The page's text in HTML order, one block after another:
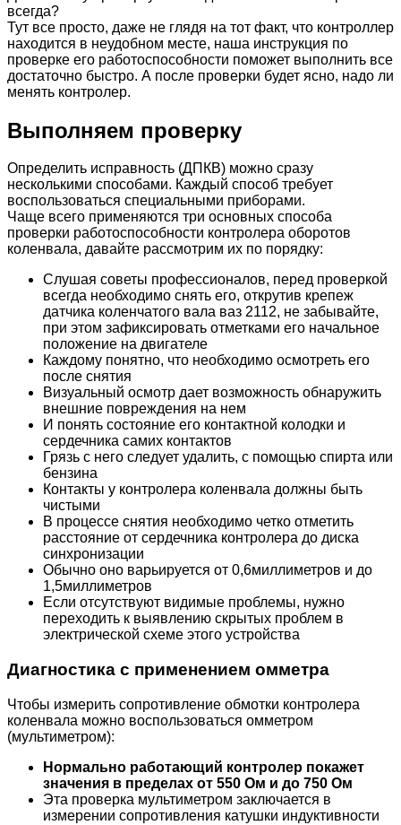
всегда?
Тут все просто, даже не глядя на тот факт, что контроллер
находится в неудобном месте, наша инструкция по
проверке его работоспособности поможет выполнить все
достаточно быстро. А после проверки будет ясно, надо ли
менять контролер.
Выполняем проверку
Определить исправность (ДПКВ) можно сразу
несколькими способами. Каждый способ требует
воспользоваться специальными приборами.
Чаще всего применяются три основных способа
проверки работоспособности контролера оборотов
коленвала, давайте рассмотрим их по порядку:
Слушая советы профессионалов, перед проверкой
всегда необходимо снять его, открутив крепеж
датчика коленчатого вала ваз 2112, не забывайте,
при этом зафиксировать отметками его начальное
положение на двигателе
Каждому понятно, что необходимо осмотреть его
после снятия
Визуальный осмотр дает возможность обнаружить
внешние повреждения на нем
И понять состояние его контактной колодки и
сердечника самих контактов
Грязь с него следует удалить, с помощью спирта или
бензина
Контакты у контролера коленвала должны быть
чистыми
В процессе снятия необходимо четко отметить
расстояние от сердечника контролера до диска
синхронизации
Обычно оно варьируется от 0,6миллиметров и до
1,5миллиметров
Если отсутствуют видимые проблемы, нужно
переходить к выявлению скрытых проблем в
электрической схеме этого устройства
Диагностика с применением омметра
Чтобы измерить сопротивление обмотки контролера
коленвала можно воспользоваться омметром
(мультиметром):
Нормально работающий контролер покажет
значения в пределах от 550 Ом и до 750 Ом
Эта проверка мультиметром заключается в
измерении сопротивления катушки индуктивности